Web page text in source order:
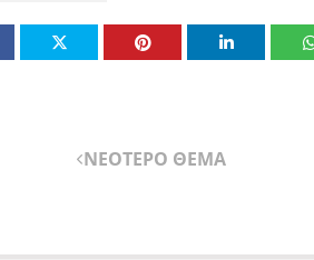
ΝΕΟΤΕΡΟ ΘΕΜΑ